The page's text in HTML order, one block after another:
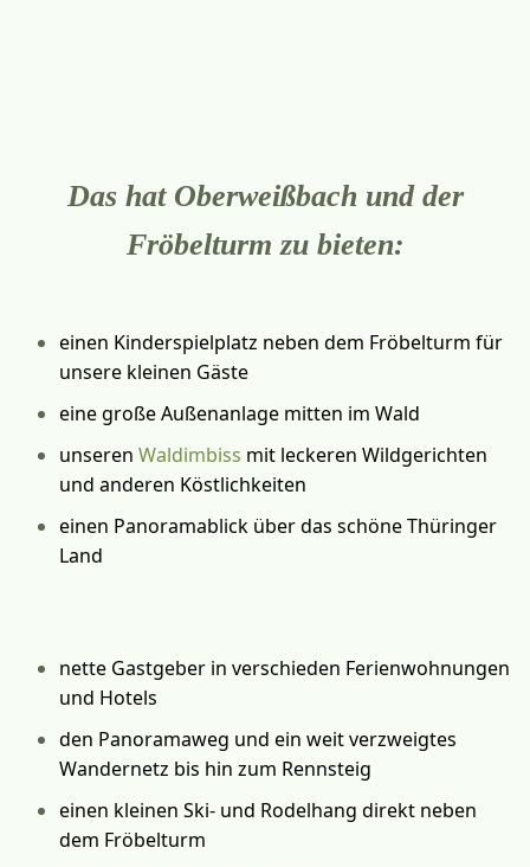
Das hat Oberweißbach und der
Fröbelturm zu bieten:
einen Kinderspielplatz neben dem Fröbelturm für
unsere kleinen Gäste
eine große Außenanlage mitten im Wald
unseren Waldimbiss mit leckeren Wildgerichten
und anderen Köstlichkeiten
einen Panoramablick über das schöne Thüringer
Land
nette Gastgeber in verschieden Ferienwohnungen
und Hotels
den Panoramaweg und ein weit verzweigtes
Wandernetz bis hin zum Rennsteig
einen kleinen Ski- und Rodelhang direkt neben
dem Fröbelturm